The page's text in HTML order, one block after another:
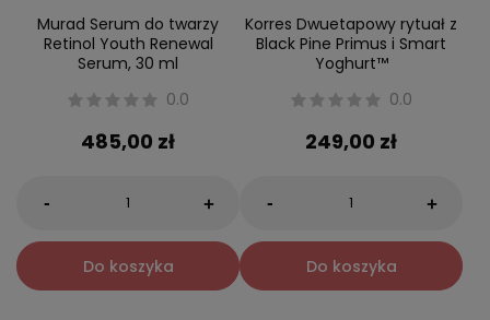
Murad Serum do twarzy
Retinol Youth Renewal
Serum, 30 ml
0.0
485,00 zł
- +
Do koszyka
Korres Dwuetapowy rytuał z
Black Pine Primus i Smart
Yoghurt™
0.0
249,00 zł
- +
Do koszyka